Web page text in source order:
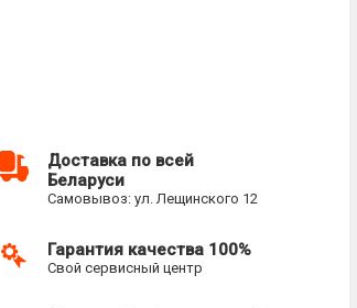
Доставка по всей
Беларуси
Самовывоз: ул. Лещинского 12
Гарантия качества 100%
Свой сервисный центр